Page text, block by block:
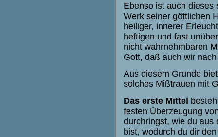
Ebenso ist auch dieses
Werk seiner göttlichen
heiliger, innerer
heftigen und fast
nicht wahrnehmbaren
Gott, daß auch wir
Aus diesem Grunde
solches Mißtrauen mit
Das erste Mittel
festen Überzeugung
durchringst, wie du aus
bist, wodurch du dir